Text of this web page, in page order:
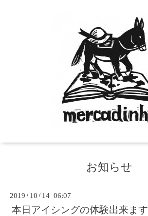
お知らせ
2019 / 10 / 14 06:07
本日アイシングの体験出来ます